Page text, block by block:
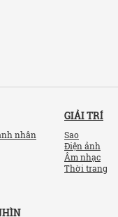
nhân
GIẢI TRÍ
Sao
Điện ảnh
Âm nhạc
Thời trang